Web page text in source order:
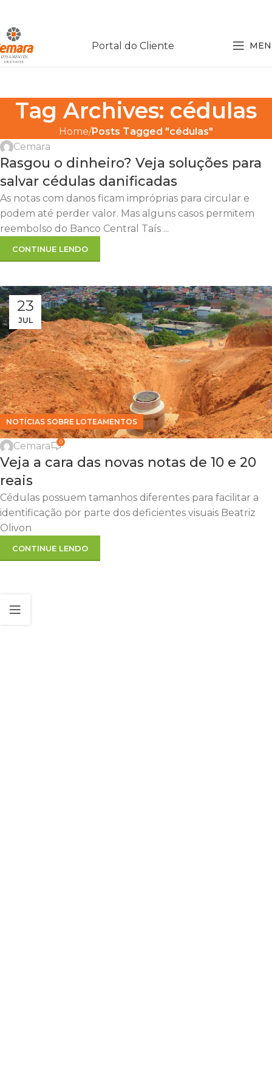
Portal do Cliente
Tag Archives: cédulas
Home Posts Tagged "cédulas"
Cemara
Rasgou o dinheiro? Veja soluções para
salvar cédulas danificadas
As notas com danos ficam impróprias para circular e
podem até perder valor. Mas alguns casos permitem
reembolso do Banco Central Taís ...
CONTINUE LENDO
23
JUL
NOTÍCIAS SOBRE LOTEAMENTOS
Cemara 0
Veja a cara das novas notas de 10 e 20
reais
Cédulas possuem tamanhos diferentes para facilitar a
identificação por parte dos deficientes visuais Beatriz
Olivon
CONTINUE LENDO